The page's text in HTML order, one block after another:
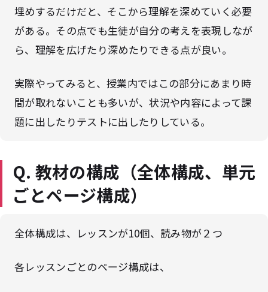
埋めするだけだと、そこから理解を深めていく必要
がある。その点でも生徒が自分の考えを表現しなが
ら、理解を広げたり深めたりできる点が良い。
実際やってみると、授業内ではこの部分にあまり時
間が取れないことも多いが、状況や内容によって課
題に出したりテストに出したりしている。
Q. 教材の構成（全体構成、単元
ごとページ構成）
全体構成は、レッスンが10個、読み物が２つ
各レッスンごとのページ構成は、